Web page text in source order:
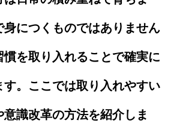
身につくものではありません
慣を取り入れることで確実に
す。ここでは取り入れやすい
意識改革の方法を紹介しま